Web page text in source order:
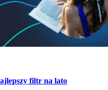
filtr na lato